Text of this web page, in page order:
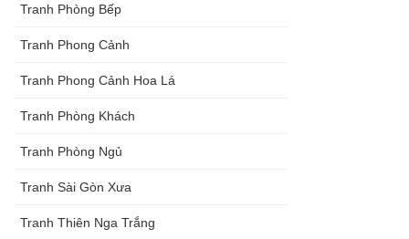
Tranh Phòng Bếp
Tranh Phong Cảnh
Tranh Phong Cảnh Hoa Lá
Tranh Phòng Khách
Tranh Phòng Ngủ
Tranh Sài Gòn Xưa
Tranh Thiên Nga Trắng